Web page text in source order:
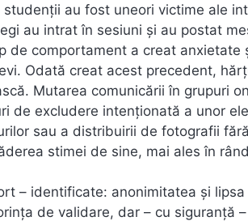
au fost uneori victime ale
au intrat în sesiuni și au postat
de comportament a creat anxietate
Odată creat acest precedent,
Mutarea comunicării în grupuri
de excludere intenționată a unor
sau a distribuirii de fotografii
stimei de sine, mai ales în
– identificate: anonimitatea și
de validare, dar – cu siguranță –